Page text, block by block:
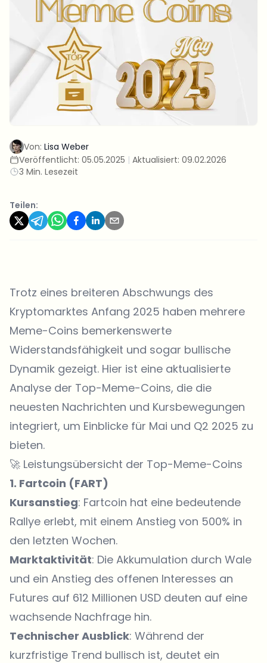
Von: Lisa Weber
Veröffentlicht: 05.05.2025 | Aktualisiert: 09.02.2026
3 Min. Lesezeit
Teilen:
Trotz eines breiteren Abschwungs des
Kryptomarktes Anfang 2025 haben mehrere
Meme-Coins bemerkenswerte
Widerstandsfähigkeit und sogar bullische
Dynamik gezeigt. Hier ist eine aktualisierte
Analyse der Top-Meme-Coins, die die
neuesten Nachrichten und Kursbewegungen
integriert, um Einblicke für Mai und Q2 2025 zu
bieten.
🚀 Leistungsübersicht der Top-Meme-Coins
1. Fartcoin (FART)
Kursanstieg: Fartcoin hat eine bedeutende
Rallye erlebt, mit einem Anstieg von 500% in
den letzten Wochen.
Marktaktivität: Die Akkumulation durch Wale
und ein Anstieg des offenen Interesses an
Futures auf 612 Millionen USD deuten auf eine
wachsende Nachfrage hin.
Technischer Ausblick: Während der
kurzfristige Trend bullisch ist, deutet ein